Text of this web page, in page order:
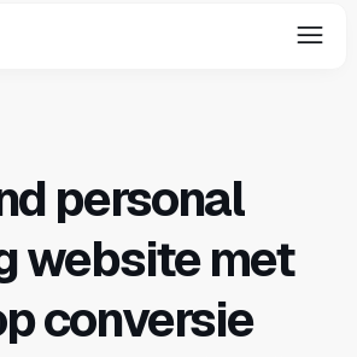
personal
website met
conversie